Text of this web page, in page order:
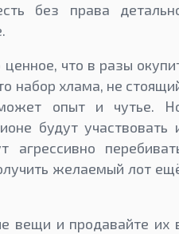
без права
что в разы
набор хлама, не
опыт и чутье.
будут участвовать
агрессивно
желаемый лот
вещи и продавайте их